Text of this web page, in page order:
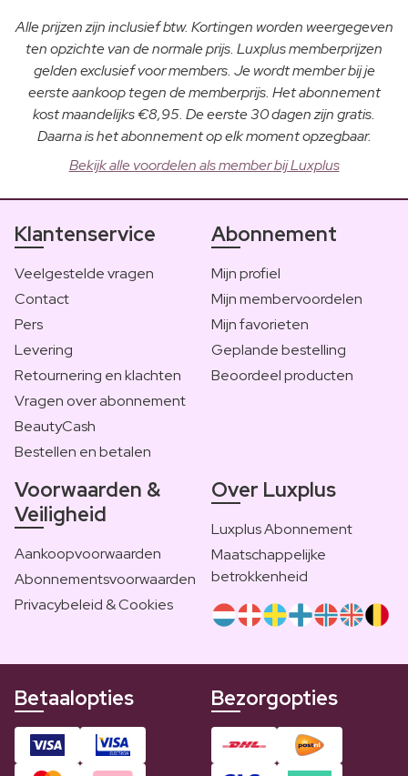
Alle prijzen zijn inclusief btw. Kortingen worden weergegeven
ten opzichte van de normale prijs. Luxplus memberprijzen
gelden exclusief voor members. Je wordt member bij je
eerste aankoop tegen de memberprijs. Het abonnement
kost maandelijks €8,95. De eerste 30 dagen zijn gratis.
Daarna is het abonnement op elk moment opzegbaar.
Bekijk alle voordelen als member bij Luxplus
Klantenservice
Veelgestelde vragen
Contact
Pers
Levering
Retournering en klachten
Vragen over abonnement
BeautyCash
Bestellen en betalen
Abonnement
Mijn profiel
Mijn membervoordelen
Mijn favorieten
Geplande bestelling
Beoordeel producten
Voorwaarden &
Veiligheid
Aankoopvoorwaarden
Abonnementsvoorwaarden
Privacybeleid & Cookies
Over Luxplus
Luxplus Abonnement
Maatschappelijke
betrokkenheid
Betaalopties Bezorgopties